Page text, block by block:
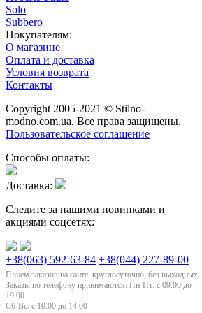
Solo
Subbero
Покупателям:
О магазине
Оплата и доставка
Условия возврата
Контакты
Copyright 2005-2021 © Stilno-
modno.com.ua. Все права защищены.
Пользовательское соглашение
Способы оплаты:
Доставка:
Следите за нашими новинками и
акциями соцсетях:
+38(063) 592-63-84 +38(044) 227-89-00
Прием заказов на сайте: круглосуточно, без выходных
Заказы по телефону принимаются: Пн-Пт: с 09.00 до
19.00
Сб-Вс: с 10.00 до 14.00